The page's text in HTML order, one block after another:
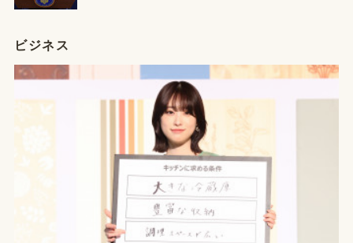
ビジネス